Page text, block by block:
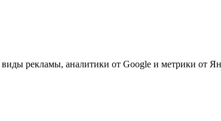
рекламы, аналитики от Google и метрики от